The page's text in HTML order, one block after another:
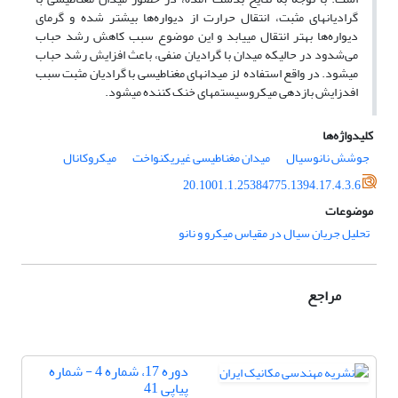
گرادیانهای مثبت، انتقال حرارت از دیواره‌ها بیشتر شده و گرمای
دیواره‌ها بهتر انتقال مییابد و این موضوع سبب کاهش رشد حباب
می‌شدود در حالیکه میدان با گرادیان منفی، باعث افزایش رشد حباب
میشود. در واقع استفاده لز میدانهای مغناطیسی با گرادیان مثبت سبب
افدزایش بازدهی میکروسیستمهای خنک کننده میشود.
کلیدواژه‌ها
جوشش نانوسیال
میدان مغناطیسی غیریکنواخت
میکروکانال
20.1001.1.25384775.1394.17.4.3.6
موضوعات
تحلیل جریان سیال در مقیاس میکرو و نانو
مراجع
دوره 17، شماره 4 - شماره
پیاپی 41